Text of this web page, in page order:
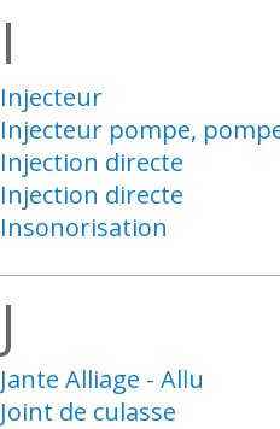
I
Injecteur
Injecteur pompe,
Injection directe
Injection directe
Insonorisation
J
Jante Alliage - Allu
Joint de culasse